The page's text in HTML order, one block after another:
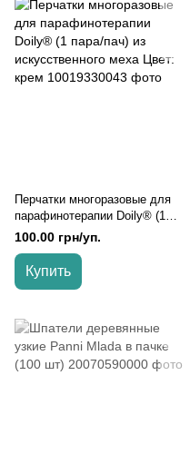
Перчатки многоразовые для
парафинотерапии Doily® (1
пара/пач) из искусственного
меха Цвет: крем, Бежевый
100.00 грн/уп.
Купить